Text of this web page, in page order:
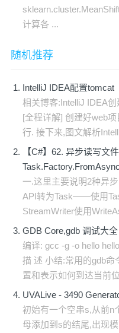
计算各 ...
随机推荐
IntelliJ IDEA配置tomcat
相关博客:IntelliJ IDEA
[全程详解] 创建好web
行. 接下来,图文解析
【C#】62. 异步读写文
一.这里主要说明2种异
API转为Task——使用
StreamWriter使用
GDB Core,gdb 调试大
编译: gcc -g -o hello
描 述 小结:常用的gdb命
置和表示如何到达当前
UVALive - 3490
初始有一个空串s,从前n
母添加到s的结尾,出现